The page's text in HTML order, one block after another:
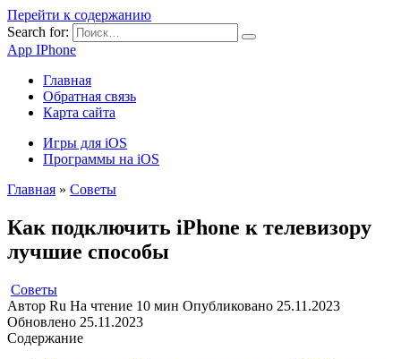
Перейти к содержанию
Search for:
App IPhone
Главная
Обратная связь
Карта сайта
Игры для iOS
Программы на iOS
Главная » Советы
Как подключить iPhone к телевизору
лучшие способы
Советы
Автор Ru На чтение 10 мин Опубликовано 25.11.2023
Обновлено 25.11.2023
Содержание